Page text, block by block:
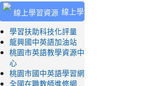
線上學
習資源
學習扶助科技化評量
龍興國中英語加油站
桃園市英語教學資源中
心
桃園市國中英語學習網
全國在職教師進修網